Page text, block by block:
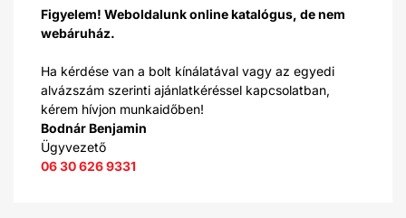
Figyelem! Weboldalunk online katalógus, de nem
webáruház.
Ha kérdése van a bolt kínálatával vagy az egyedi
alvázszám szerinti ajánlatkéréssel kapcsolatban,
kérem hívjon munkaidőben!
Bodnár Benjamin
Ügyvezető
06 30 626 9331